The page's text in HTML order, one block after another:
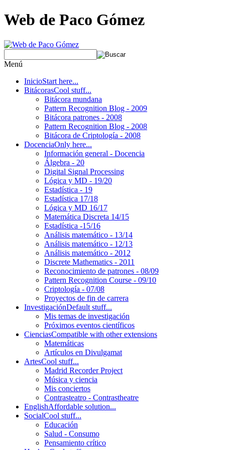
Web de Paco Gómez
Menú
InicioStart here...
BitácorasCool stuff...
Bitácora mundana
Pattern Recognition Blog - 2009
Bitácora patrones - 2008
Pattern Recognition Blog - 2008
Bitácora de Criptología - 2008
DocenciaOnly here...
Información general - Docencia
Álgebra - 20
Digital Signal Processing
Lógica y MD - 19/20
Estadística - 19
Estadística 17/18
Lógica y MD 16/17
Matemática Discreta 14/15
Estadística -15/16
Análisis matemático - 13/14
Análisis matemático - 12/13
Análisis matemático - 2012
Discrete Mathematics - 2011
Reconocimiento de patrones - 08/09
Pattern Recognition Course - 09/10
Criptología - 07/08
Proyectos de fin de carrera
InvestigaciónDefault stuff...
Mis temas de investigación
Próximos eventos científicos
CienciasCompatible with other extensions
Matemáticas
Artículos en Divulgamat
ArtesCool stuff...
Madrid Recorder Project
Música y ciencia
Mis conciertos
Contrasteatro - Contrastheatre
EnglishAffordable solution...
SocialCool stuff...
Educación
Salud - Consumo
Pensamiento crítico